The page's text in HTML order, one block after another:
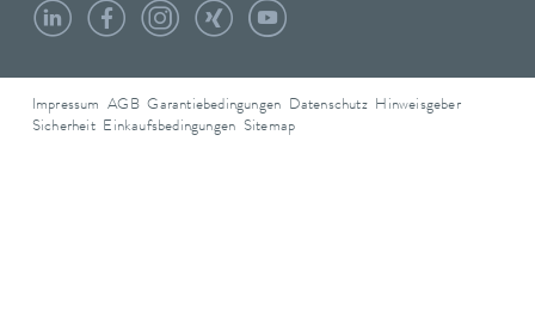
Impressum AGB Garantiebedingungen Datenschutz Hinweisgeber
Sicherheit Einkaufsbedingungen Sitemap